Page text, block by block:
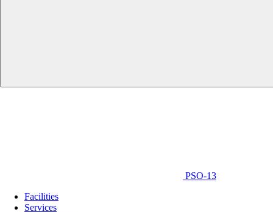
PSO-13
Facilities
Services